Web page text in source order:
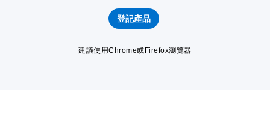
登記產品
建議使用Chrome或Firefox瀏覽器